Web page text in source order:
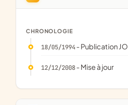
CHRONOLOGIE
18/05/1994- Publication JO
12/12/2008- Mise à jour